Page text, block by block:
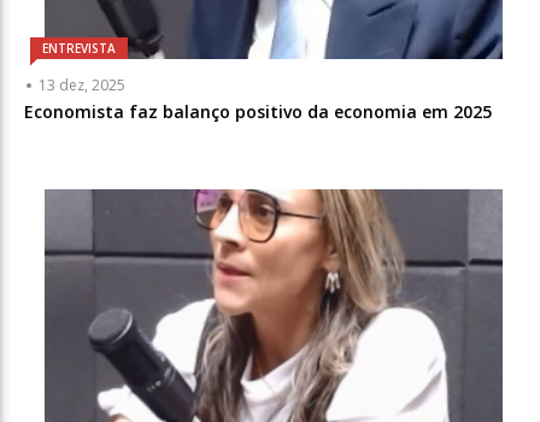
ENTREVISTA
13 dez, 2025
Economista faz balanço positivo da economia em 2025